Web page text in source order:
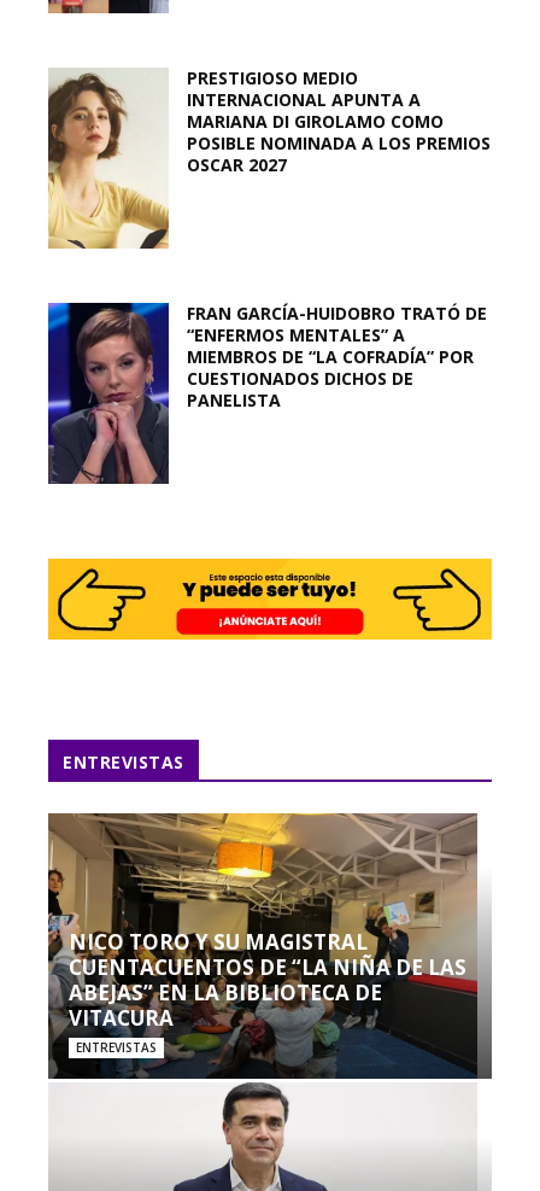
PRESTIGIOSO MEDIO
INTERNACIONAL APUNTA A
MARIANA DI GIROLAMO COMO
POSIBLE NOMINADA A LOS PREMIOS
OSCAR 2027
FRAN GARCÍA-HUIDOBRO TRATÓ DE
“ENFERMOS MENTALES” A
MIEMBROS DE “LA COFRADÍA” POR
CUESTIONADOS DICHOS DE
PANELISTA
ENTREVISTAS
NICO TORO Y SU MAGISTRAL
CUENTACUENTOS DE “LA NIÑA DE LAS
ABEJAS” EN LA BIBLIOTECA DE
VITACURA
ENTREVISTAS